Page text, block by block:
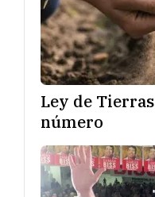
Ley de
número